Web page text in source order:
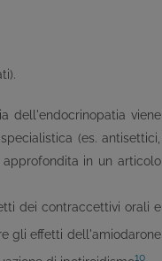
dell'endocrinopatia viene
(es. antisettici,
in un articolo
dei contraccettivi orali e
gli effetti dell'amiodarone
10